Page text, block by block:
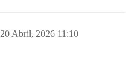
20 Abril, 2026 11:10